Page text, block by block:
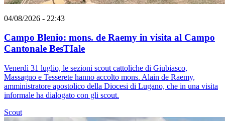
04/08/2026 - 22:43
Campo Blenio: mons. de Raemy in visita al Campo
Cantonale BesTIale
Venerdì 31 luglio, le sezioni scout cattoliche di Giubiasco,
Massagno e Tesserete hanno accolto mons. Alain de Raemy,
amministratore apostolico della Diocesi di Lugano, che in una visita
informale ha dialogato con gli scout.
Scout